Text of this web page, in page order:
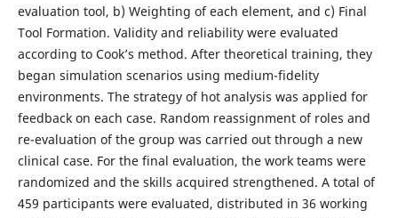
evaluation tool, b) Weighting of each element, and c) Final
Tool Formation. Validity and reliability were evaluated
according to Cook’s method. After theoretical training, they
began simulation scenarios using medium-fidelity
environments. The strategy of hot analysis was applied for
feedback on each case. Random reassignment of roles and
re-evaluation of the group was carried out through a new
clinical case. For the final evaluation, the work teams were
randomized and the skills acquired strengthened. A total of
459 participants were evaluated, distributed in 36 working